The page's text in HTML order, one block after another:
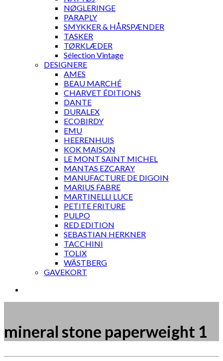
NØGLERINGE
PARAPLY
SMYKKER & HÅRSPÆNDER
TASKER
TØRKLÆDER
Sélection Vintage
DESIGNERE
AMES
BEAU MARCHÉ
CHARVET ÉDITIONS
DANTE
DURALEX
ECOBIRDY
EMU
HEERENHUIS
KOK MAISON
LE MONT SAINT MICHEL
MANTAS EZCARAY
MANUFACTURE DE DIGOIN
MARIUS FABRE
MARTINELLI LUCE
PETITE FRITURE
PULPO
RED EDITION
SEBASTIAN HERKNER
TACCHINI
TOLIX
WÄSTBERG
GAVEKORT
mineral stone paperweight 1